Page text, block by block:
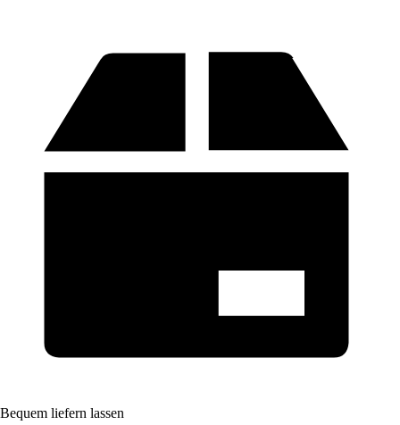
Bequem liefern lassen